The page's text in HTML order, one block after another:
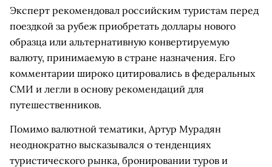
Эксперт рекомендовал российским туристам перед
поездкой за рубеж приобретать доллары нового
образца или альтернативную конвертируемую
валюту, принимаемую в стране назначения. Его
комментарии широко цитировались в федеральных
СМИ и легли в основу рекомендаций для
путешественников.
Помимо валютной тематики, Артур Мурадян
неоднократно высказывался о тенденциях
туристического рынка, бронировании туров и